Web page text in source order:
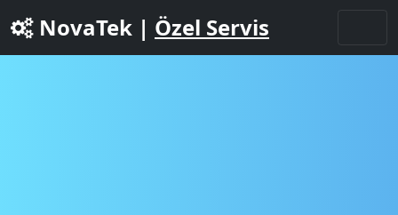
NovaTek | Özel Servis